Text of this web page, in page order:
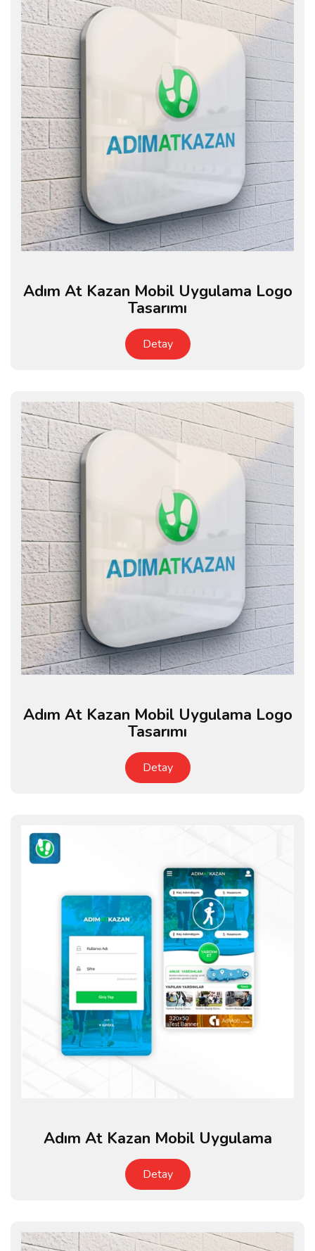
Adım At Kazan Mobil Uygulama Logo
Tasarımı
Detay
Adım At Kazan Mobil Uygulama Logo
Tasarımı
Detay
Adım At Kazan Mobil Uygulama
Detay